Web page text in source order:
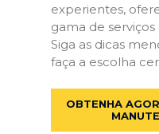
experientes,
gama de
Siga as dicas
faça a escolha
OBTENHA